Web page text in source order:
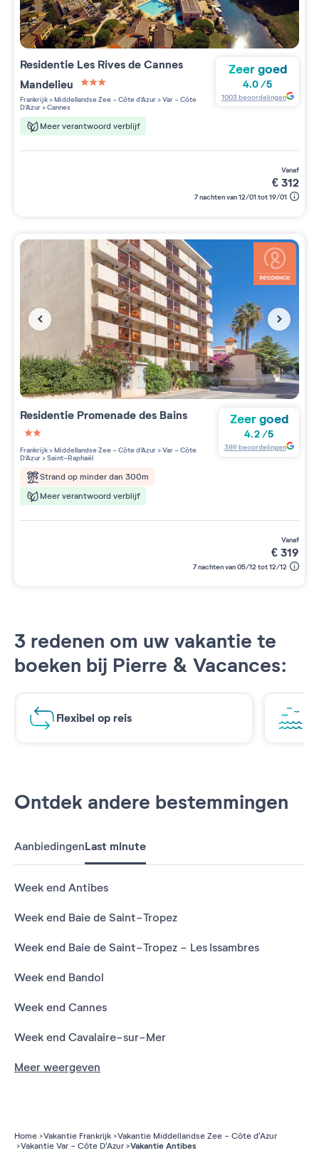
Residentie Les Rives de Cannes
Mandelieu
3 étoiles sur 5
Frankrijk>Middellandse Zee - Côte d'Azur>Var - Côte
D'Azur>Cannes
Meer verantwoord verblijf
Zeer goed
4.0 /5
1003beoordelingen
vanaf
€312
7 nachten van 12/01 tot 19/01
Residentie Promenade des Bains
2 étoiles sur 5
Frankrijk>Middellandse Zee - Côte d'Azur>Var - Côte
D'Azur>Saint-Raphaël
Strand op minder dan 300m
Meer verantwoord verblijf
Zeer goed
4.2/5
389beoordelingen
vanaf
€319
7 nachten van 05/12 tot 12/12
3 redenen om uw vakantie te
boeken bij Pierre & Vacances:
Flexibel op reis
Ontdek andere bestemmingen
AanbiedingenLast minute
Week end Antibes
Week end Baie de Saint-Tropez
Week end Baie de Saint-Tropez - Les Issambres
Week end Bandol
Week end Cannes
Week end Cavalaire-sur-Mer
Meer weergeven
Home Vakantie Frankrijk
Vakantie Middellandse Zee - Côte d'Azur
Vakantie Var - Côte D'Azur
Vakantie Antibes